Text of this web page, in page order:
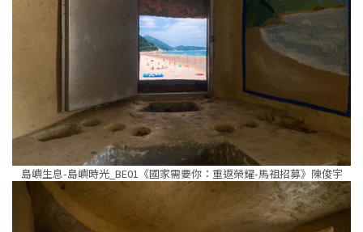
島嶼生息-島嶼時光_BE01《國家需要你：重返榮耀-馬祖招募》陳俊宇